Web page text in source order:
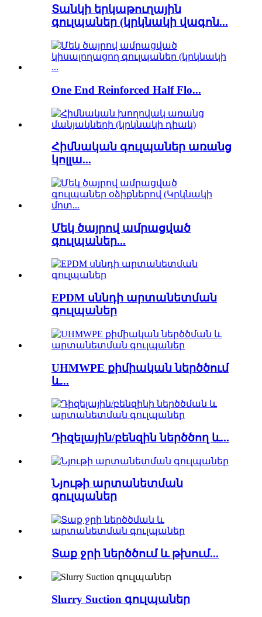
Տանկի երկաթուղային
գուլպաներ (կրկնակի վագոն...
One End Reinforced Half Flo...
Հիմնական գուլպաներ առանց
կոլլա...
Մեկ ծայրով ամրացված
գուլպաներ...
EPDM սննդի արտանետման
գուլպաներ
UHMWPE քիմիական ներծծում
և...
Դիզելային/բենզին ներծծող և...
Նյութի արտանետման
գուլպաներ
Տաք ջրի ներծծում և թխում...
Slurry Suction գուլպաներ